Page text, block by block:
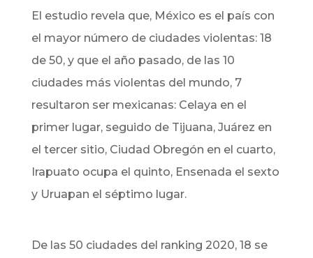
El estudio revela que, México es el país con
el mayor número de ciudades violentas: 18
de 50, y que el año pasado, de las 10
ciudades más violentas del mundo, 7
resultaron ser mexicanas: Celaya en el
primer lugar, seguido de Tijuana, Juárez en
el tercer sitio, Ciudad Obregón en el cuarto,
Irapuato ocupa el quinto, Ensenada el sexto
y Uruapan el séptimo lugar.
De las 50 ciudades del ranking 2020, 18 se